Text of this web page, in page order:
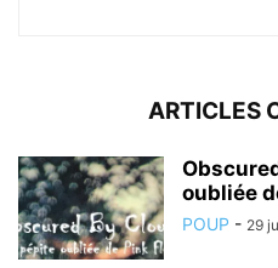
ARTICLES
oubliée
POUP - 29